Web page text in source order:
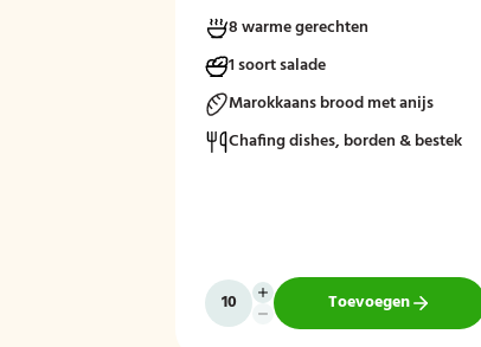
culinaire ervaring.
8 warme gerechten
1 soort salade
Marokkaans brood met anijs
Chafing dishes, borden & bestek
Toevoegen